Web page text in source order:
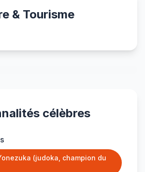
& Tourisme
célèbres
(judoka, champion du